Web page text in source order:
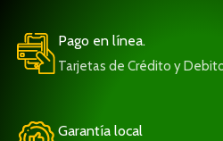
Pago en línea.
Tarjetas de Crédito y
Garantía local